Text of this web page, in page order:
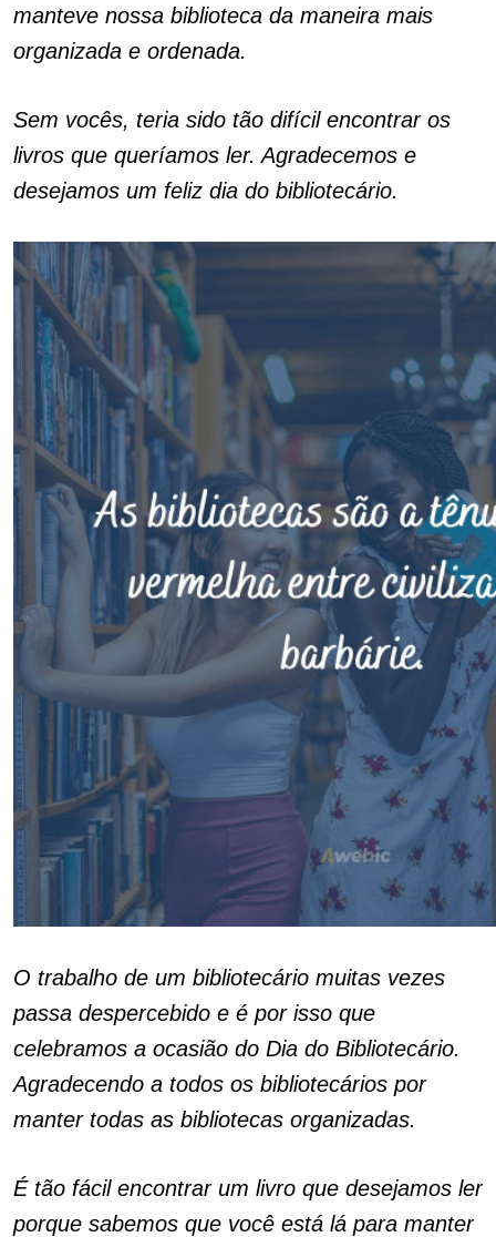
manteve nossa biblioteca da maneira mais
organizada e ordenada.
Sem vocês, teria sido tão difícil encontrar os
livros que queríamos ler. Agradecemos e
desejamos um feliz dia do bibliotecário.
O trabalho de um bibliotecário muitas vezes
passa despercebido e é por isso que
celebramos a ocasião do Dia do Bibliotecário.
Agradecendo a todos os bibliotecários por
manter todas as bibliotecas organizadas.
É tão fácil encontrar um livro que desejamos ler
porque sabemos que você está lá para manter